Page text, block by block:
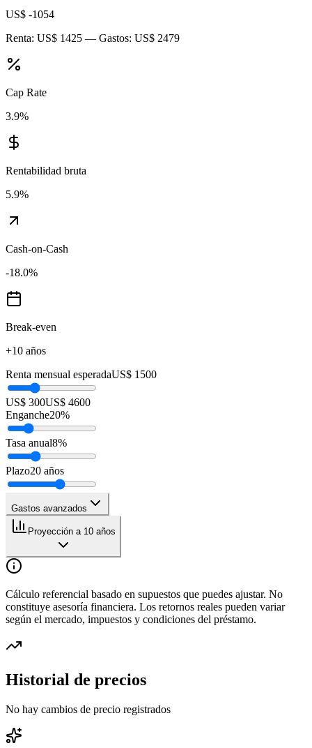
US$ -1054
Renta: US$ 1425 — Gastos: US$ 2479
Cap Rate
3.9%
Rentabilidad bruta
5.9%
Cash-on-Cash
-18.0%
Break-even
+10 años
Renta mensual esperadaUS$ 1500
US$ 300US$ 4600
Enganche20%
Tasa anual8%
Plazo20 años
Gastos avanzados
Proyección a 10 años
Cálculo referencial basado en supuestos que puedes ajustar. No
constituye asesoría financiera. Los retornos reales pueden variar
según el mercado, impuestos y condiciones del préstamo.
Historial de precios
No hay cambios de precio registrados